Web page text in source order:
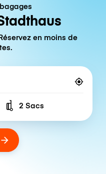
en moins de
Number of bags
2 Sacs